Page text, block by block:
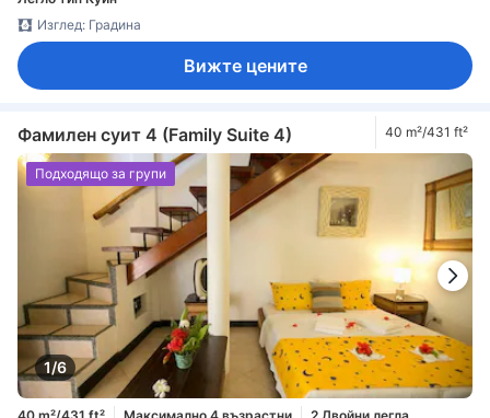
Изглед: Градина
Вижте цените
Фамилен суит 4 (Family Suite 4) 40 m²/431 ft²
1/6
Подходящо за групи